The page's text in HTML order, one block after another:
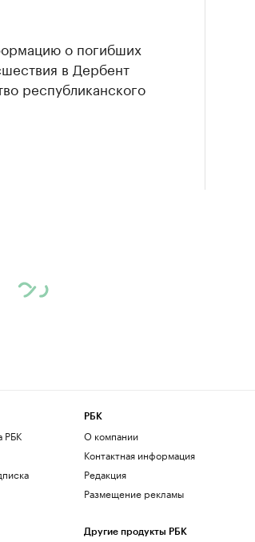
о погибших
в Дербент
республиканского
РБК
РБК
О компании
Контактная информация
Редакция
Размещение рекламы
Другие продукты РБК